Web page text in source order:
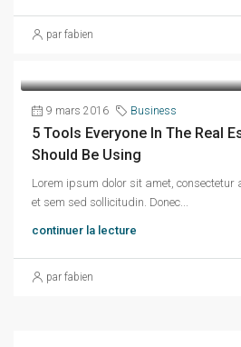
par fabien
9 mars 2016 Business
5 Tools Everyone In The Real
Should Be Using
Lorem ipsum dolor sit amet,
et sem sed sollicitudin. Donec...
continuer la lecture
par fabien